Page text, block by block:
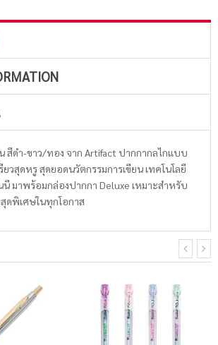
สีดำ-ขาว/ทอง จาก Artifact ปากกากลไกแบบ
วสุดหรู สุดยอดนวัตกรรมการเขียน เทคโนโลยี
นี มาพร้อมกล่องปากกา Deluxe เหมาะสำหรับ
ดพิเศษในทุกโอกาส